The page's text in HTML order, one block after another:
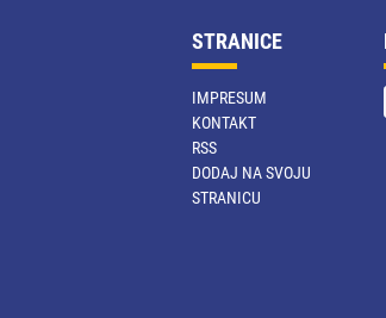
STRANICE
IMPRESUM
KONTAKT
RSS
DODAJ NA SVOJU
STRANICU